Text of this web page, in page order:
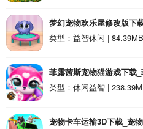
梦幻宠物欢乐屋修改版下
版v187.1.2安卓版
类型：益智休闲 | 84.39MB
菲露茜斯宠物猫游戏下载
卓版
类型：休闲益智 |
宠物卡车运输3D下载_宠